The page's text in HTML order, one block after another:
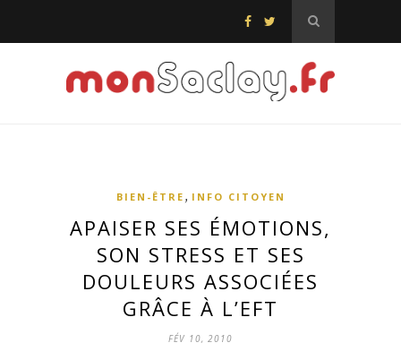
BIEN-ÊTRE , INFO CITOYEN
APAISER SES ÉMOTIONS,
SON STRESS ET SES
DOULEURS ASSOCIÉES
GRÂCE À L’EFT
FÉV 10, 2010